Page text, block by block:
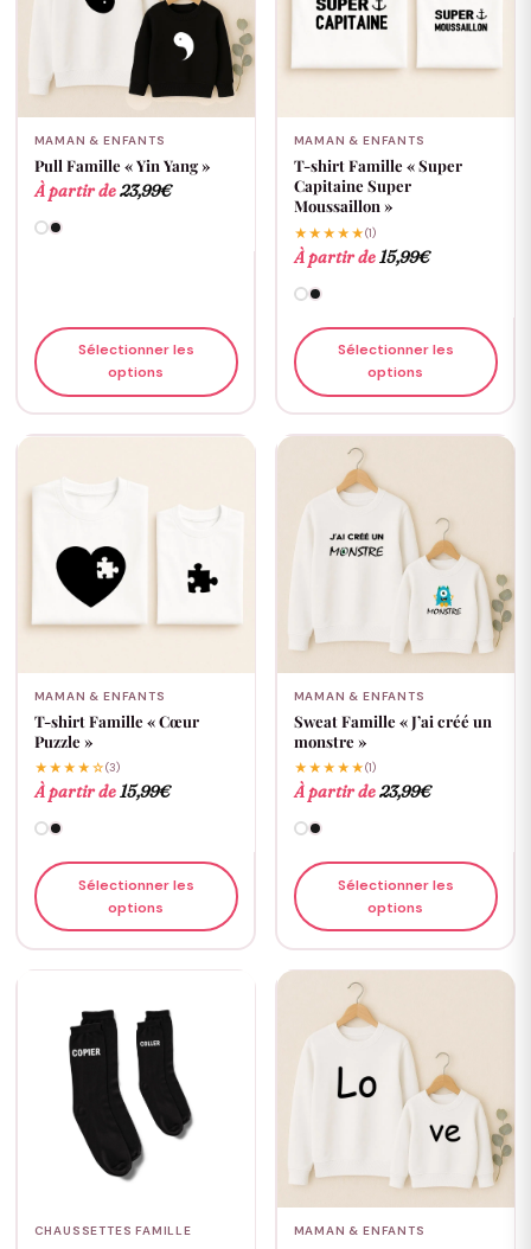
MAMAN & ENFANTS
Pull Famille « Yin Yang »
À partir de23,99€
Sélectionner les
options
MAMAN & ENFANTS
T-shirt Famille « Super
Capitaine Super
Moussaillon »
★★★★★(1)
À partir de15,99€
Sélectionner les
options
MAMAN & ENFANTS
T-shirt Famille « Cœur
Puzzle »
★★★★☆(3)
À partir de15,99€
Sélectionner les
options
MAMAN & ENFANTS
Sweat Famille « J’ai créé un
monstre »
★★★★★(1)
À partir de23,99€
Sélectionner les
options
CHAUSSETTES FAMILLE MAMAN & ENFANTS